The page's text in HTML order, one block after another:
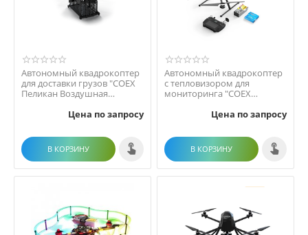
Автономный квадрокоптер
для доставки грузов "COEX
Пеликан Воздушная
Цена по запросу
В КОРЗИНУ
Автономный квадрокоптер
с тепловизором для
мониторинга "COEX
Цена по запросу
В КОРЗИНУ